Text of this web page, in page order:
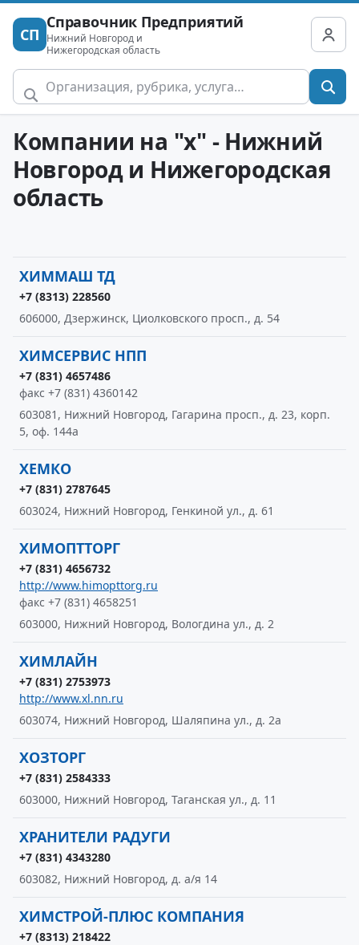
СП
Справочник Предприятий
Нижний Новгород и
Нижегородская область
Компании на "х" - Нижний
Новгород и Нижегородская
область
ХИММАШ ТД
+7 (8313) 228560
606000, Дзержинск, Циолковского просп., д. 54
ХИМСЕРВИС НПП
+7 (831) 4657486
факс +7 (831) 4360142
603081, Нижний Новгород, Гагарина просп., д. 23, корп.
5, оф. 144а
ХЕМКО
+7 (831) 2787645
603024, Нижний Новгород, Генкиной ул., д. 61
ХИМОПТТОРГ
+7 (831) 4656732
http://www.himopttorg.ru
факс +7 (831) 4658251
603000, Нижний Новгород, Вологдина ул., д. 2
ХИМЛАЙН
+7 (831) 2753973
http://www.xl.nn.ru
603074, Нижний Новгород, Шаляпина ул., д. 2а
ХОЗТОРГ
+7 (831) 2584333
603000, Нижний Новгород, Таганская ул., д. 11
ХРАНИТЕЛИ РАДУГИ
+7 (831) 4343280
603082, Нижний Новгород, д. а/я 14
ХИМСТРОЙ-ПЛЮС КОМПАНИЯ
+7 (8313) 218422